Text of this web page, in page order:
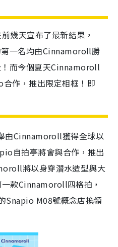
幾天宣布了最新結果，
一名均由Cinnamoroll勝
而今個夏天Cinnamoroll
作，推出限定相框！即
由Cinnamoroll獲得全球以
自拍亭將會與合作，推出
將以身穿潛水造型與大
款Cinnamoroll四格拍，
Snapio M08號概念店換領